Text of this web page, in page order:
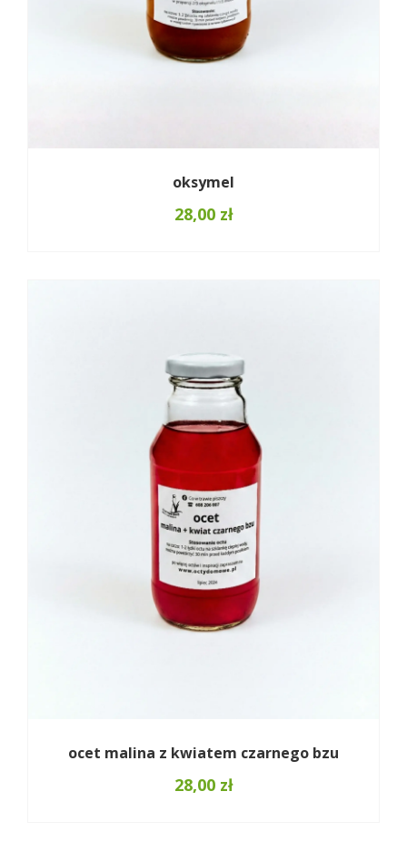
oksymel
28,00 zł
ocet malina z kwiatem czarnego bzu
28,00 zł